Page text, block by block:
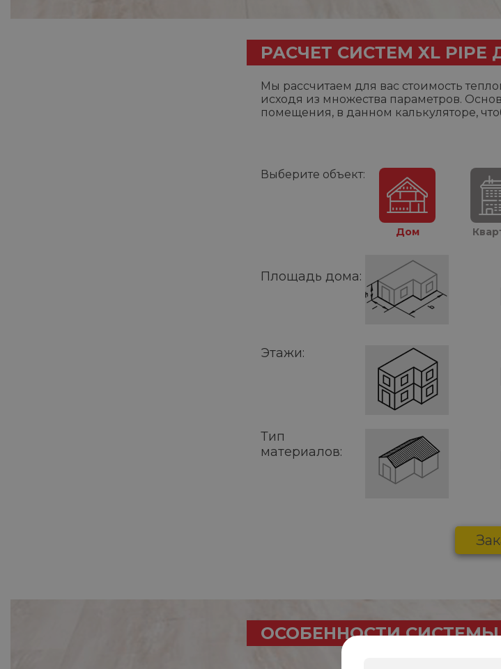
РАСЧЕТ СИСТЕМ XL
Мы рассчитаем для вас стоимость
исходя из множества параметров.
помещения, в данном калькуляторе,
Выберите объект:
Дом
Площадь дома:
Этажи:
Тип
материалов:
ОСОБЕННОСТИ СИСТЕМЫ